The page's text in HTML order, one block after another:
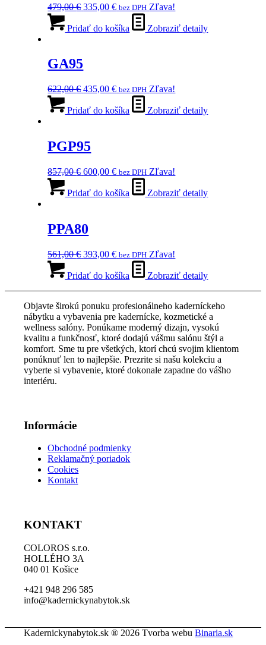
479,00€ Pôvodná
bola:
335,00€Aktuálna
cena
je:
bez DPH Zľava!
Pridať do košíka Zobraziť detaily
GA95
622,00€ Pôvodná
bola:
435,00€Aktuálna
cena
je:
bez DPH Zľava!
Pridať do košíka Zobraziť detaily
PGP95
857,00€ Pôvodná
bola:
600,00€Aktuálna
cena
je:
bez DPH Zľava!
Pridať do košíka Zobraziť detaily
PPA80
561,00€ Pôvodná
bola:
393,00€Aktuálna
cena
je:
bez DPH Zľava!
Pridať do košíka Zobraziť detaily
Objavte širokú ponuku profesionálneho kaderníckeho
nábytku a vybavenia pre kadernícke, kozmetické a
wellness salóny. Ponúkame moderný dizajn, vysokú
kvalitu a funkčnosť, ktoré dodajú vášmu salónu štýl a
komfort. Sme tu pre všetkých, ktorí chcú svojim klientom
ponúknuť len to najlepšie. Prezrite si našu kolekciu a
vyberte si vybavenie, ktoré dokonale zapadne do vášho
interiéru.
Informácie
Obchodné podmienky
Reklamačný poriadok
Cookies
Kontakt
KONTAKT
COLOROS s.r.o.
HOLLÉHO 3A
040 01 Košice
+421 948 296 585
info@kadernickynabytok.sk
Kadernickynabytok.sk ® 2026 Tvorba webuBinaria.sk